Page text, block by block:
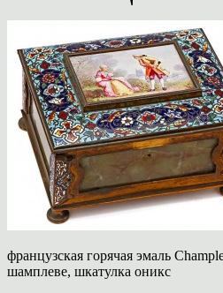
французская горячая эмаль
шамплеве, шкатулка оникс